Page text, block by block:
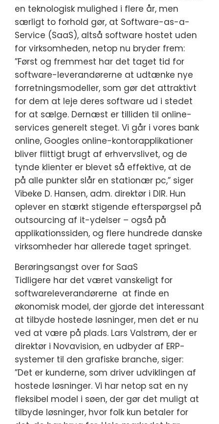
en teknologisk mulighed i flere år, men
særligt to forhold gør, at Software-as-a-
Service (SaaS), altså software hostet uden
for virksomheden, netop nu bryder frem:
”Først og fremmest har det taget tid for
software-leverandørerne at udtænke nye
forretningsmodeller, som gør det attraktivt
for dem at leje deres software ud i stedet
for at sælge. Dernæst er tilliden til online-
services generelt steget. Vi går i vores bank
online, Googles online-kontorapplikationer
bliver flittigt brugt af erhvervslivet, og de
tynde klienter er blevet så effektive, at de
på alle punkter slår en stationær pc,” siger
Vibeke D. Hansen, adm. direktør i DIR. Hun
oplever en stærkt stigende efterspørgsel på
outsourcing af it-ydelser – også på
applikationssiden, og flere hundrede danske
virksomheder har allerede taget springet.
Berøringsangst over for SaaS
Tidligere har det været vanskeligt for
softwareleverandørerne at finde en
økonomisk model, der gjorde det interessant
at tilbyde hostede løsninger, men det er nu
ved at være på plads. Lars Valstrøm, der er
direktør i Novavision, en udbyder af ERP-
systemer til den grafiske branche, siger:
”Det er kunderne, som driver udviklingen af
hostede løsninger. Vi har netop sat en ny
fleksibel model i søen, der gør det muligt at
tilbyde løsninger, hvor folk kun betaler for